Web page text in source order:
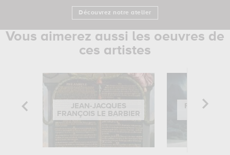
Découvrez notre atelier
Vous aimerez aussi les oeuvres de
ces artistes
JEAN-JACQUES
FRANÇOIS LE BARBIER
FRANÇOIS-